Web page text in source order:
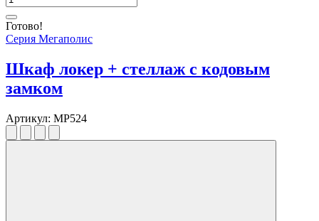
Готово!
Серия Мегаполис
Шкаф локер + стеллаж с кодовым
замком
Артикул: MP524